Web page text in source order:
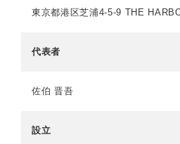
東京都港区芝浦4-5-9 THE
代表者
佐伯 晋吾
設立